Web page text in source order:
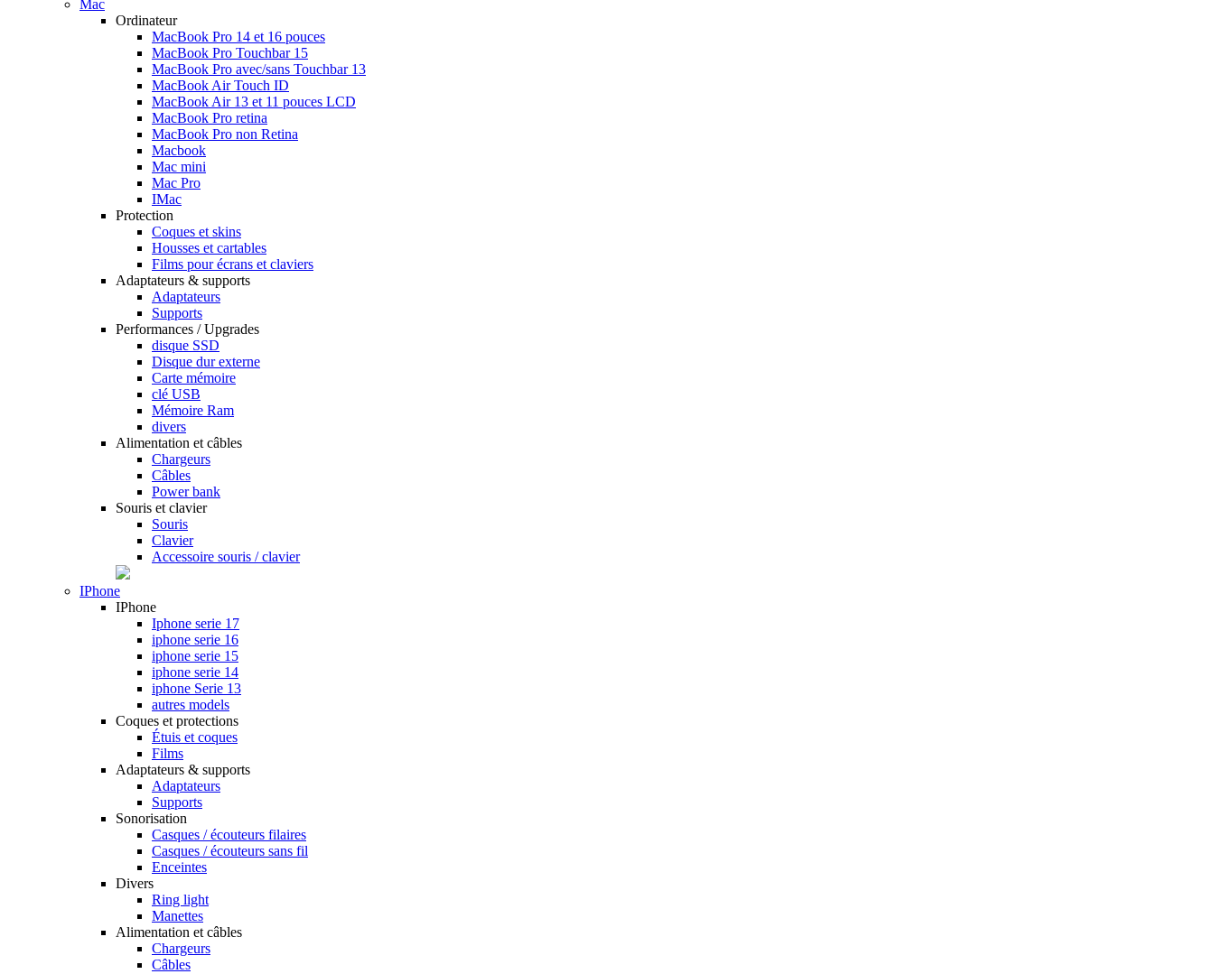
Mac
Ordinateur
MacBook Pro 14 et 16 pouces
MacBook Pro Touchbar 15
MacBook Pro avec/sans Touchbar 13
MacBook Air Touch ID
MacBook Air 13 et 11 pouces LCD
MacBook Pro retina
MacBook Pro non Retina
Macbook
Mac mini
Mac Pro
IMac
Protection
Coques et skins
Housses et cartables
Films pour écrans et claviers
Adaptateurs & supports
Adaptateurs
Supports
Performances / Upgrades
disque SSD
Disque dur externe
Carte mémoire
clé USB
Mémoire Ram
divers
Alimentation et câbles
Chargeurs
Câbles
Power bank
Souris et clavier
Souris
Clavier
Accessoire souris / clavier
IPhone
IPhone
Iphone serie 17
iphone serie 16
iphone serie 15
iphone serie 14
iphone Serie 13
autres models
Coques et protections
Étuis et coques
Films
Adaptateurs & supports
Adaptateurs
Supports
Sonorisation
Casques / écouteurs filaires
Casques / écouteurs sans fil
Enceintes
Divers
Ring light
Manettes
Alimentation et câbles
Chargeurs
Câbles